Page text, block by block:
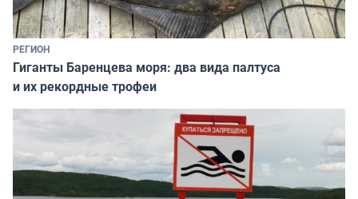
РЕГИОН
Гиганты Баренцева моря: два вида палтуса
и их рекордные трофеи